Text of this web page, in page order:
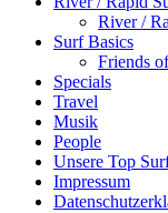
River /
Surf Basics
Friends
Specials
Travel
Musik
People
Unsere Top
Impressum